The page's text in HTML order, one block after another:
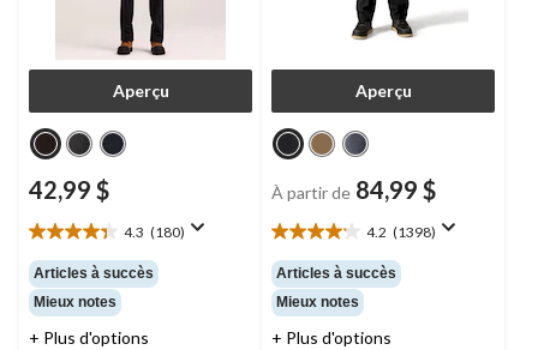
Aperçu
42,99 $
4.3 (180)
4.3
étoile(s)
sur
5.
180
Articles à succès
Mieux notes
+ Plus d'options
Aperçu
À partir de 84,99 $
4.2 (1398)
4.2
étoile(s)
sur
5.
1398
Articles à succès
Mieux notes
+ Plus d'options